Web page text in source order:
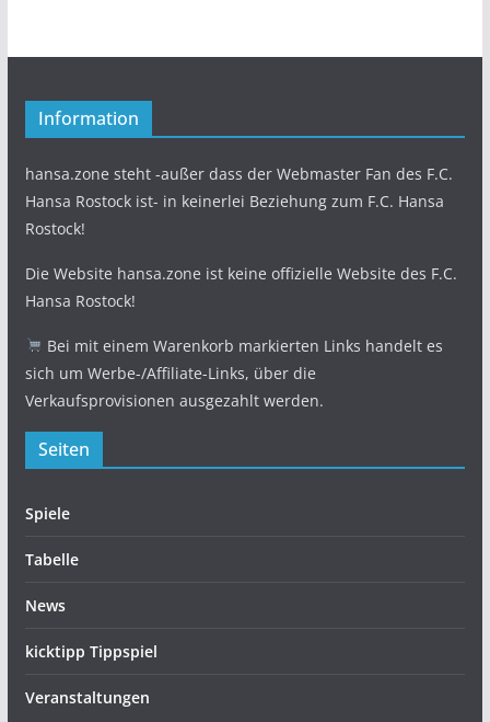
Information
hansa.zone steht -außer dass der Webmaster Fan des F.C.
Hansa Rostock ist- in keinerlei Beziehung zum F.C. Hansa
Rostock!
Die Website hansa.zone ist keine offizielle Website des F.C.
Hansa Rostock!
Bei mit einem Warenkorb markierten Links handelt es
sich um Werbe-/Affiliate-Links, über die
Verkaufsprovisionen ausgezahlt werden.
Seiten
Spiele
Tabelle
News
kicktipp Tippspiel
Veranstaltungen